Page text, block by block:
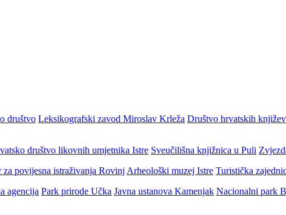
društvo Leksikografski zavod Miroslav Krleža Društvo hrvatskih
društvo likovnih umjetnika Istre Sveučilišna knjižnica u Puli
za povijesna istraživanja Rovinj Arheološki muzej Istre Turistička
agencija Park prirode Učka Javna ustanova Kamenjak Nacionalni park